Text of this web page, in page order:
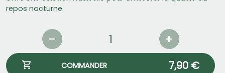
repos nocturne.
COMMANDER 7,90 €